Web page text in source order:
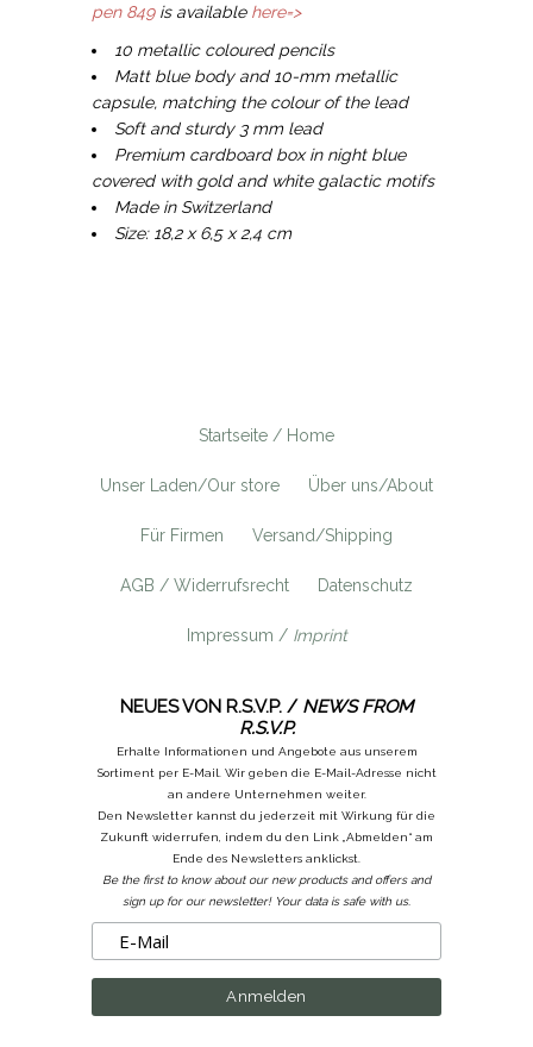
pen 849is available here=>
10 metallic coloured pencils
Matt blue body and 10-mm metallic
capsule, matching the colour of the lead
Soft and sturdy 3 mm lead
Premium cardboard box in night blue
covered with gold and white galactic motifs
Made in Switzerland
Size: 18,2 x 6,5 x 2,4 cm
Startseite / Home
Unser Laden/Our store Über uns/About
Für Firmen Versand/Shipping
AGB / Widerrufsrecht Datenschutz
Impressum / Imprint
NEUES VON R.S.V.P. / NEWS FROM
R.S.V.P.
Erhalte Informationen und Angebote aus unserem
Sortiment per E-Mail. Wir geben die E-Mail-Adresse nicht
an andere Unternehmen weiter.
Den Newsletter kannst du jederzeit mit Wirkung für die
Zukunft widerrufen, indem du den Link „Abmelden“ am
Ende des Newsletters anklickst.
Be the first to know about our new products and offers and
sign up for our newsletter! Your data is safe with us.